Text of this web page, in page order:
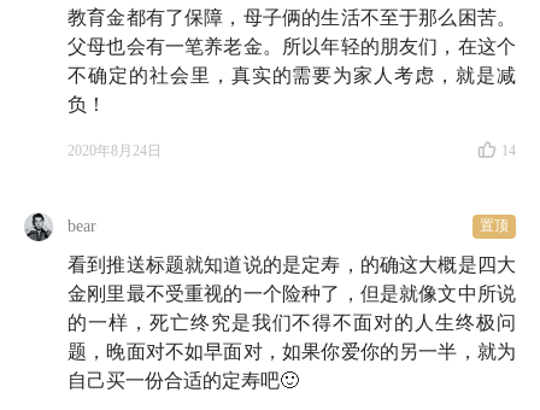
教育金都有了保障，母子俩的生活不至于那么困苦。
父母也会有一笔养老金。所以年轻的朋友们，在这个
不确定的社会里，真实的需要为家人考虑，就是减
负！
2020年8月24日 14
bear 置顶
看到推送标题就知道说的是定寿，的确这大概是四大
金刚里最不受重视的一个险种了，但是就像文中所说
的一样，死亡终究是我们不得不面对的人生终极问
题，晚面对不如早面对，如果你爱你的另一半，就为
自己买一份合适的定寿吧🙂